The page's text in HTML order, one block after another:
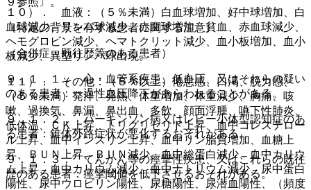
（特定の背景を有する患者に関する注意）
（合併症・既往歴等のある患者）
９．１．１． 心・血管系疾患、低血圧、又はそれらの疑い
のある患者：一過性血圧降下があらわれることがある。
９．１．２． パーキンソン病又はレビー小体型認知症のあ
る患者：錐体外路症状が悪化するおそれがある。
９．１．３． てんかん等の痙攣性疾患、又はこれらの既往
歴のある患者：痙攣閾値を低下させるおそれがある。
１０）． 血液：（５％未満）白血球増加、好中球増加、白
血球減少、リンパ球減少、赤血球増加、貧血、赤血球減少、
ヘモグロビン減少、ヘマトクリット減少、血小板増加、血小
板減少、異型リンパ球出現。
１１）． その他：（５％以上）倦怠感、口渇、脱力感、
（５％未満）発汗、発熱、体重増加、体重減少、胸痛、咳
嗽、過換気、鼻漏、鼻出血、多飲、顔面浮腫、嚥下性肺炎、
低体温、ＣＫ上昇、トリグリセリド上昇、血中コレステロー
ル上昇、血中インスリン上昇、血中リン脂質増加、血糖上
昇、ＢＵＮ上昇、ＢＵＮ減少、血中総蛋白減少、血中カリウ
ム上昇、血中カリウム減少、血中ナトリウム減少、尿中蛋白
陽性、尿中ウロビリン陽性、尿糖陽性、尿潜血陽性、（頻度